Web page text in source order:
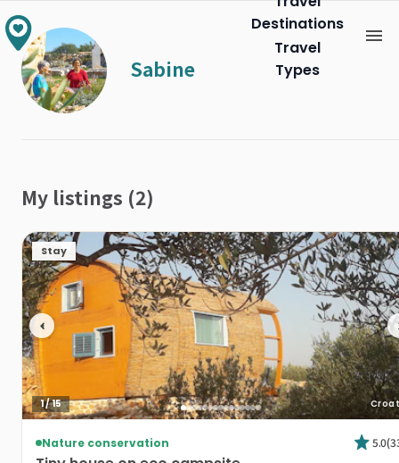
Destinations
Travel
Types
Sabine
My listings (2)
Stay
1/15
Nature conservation 5.0(